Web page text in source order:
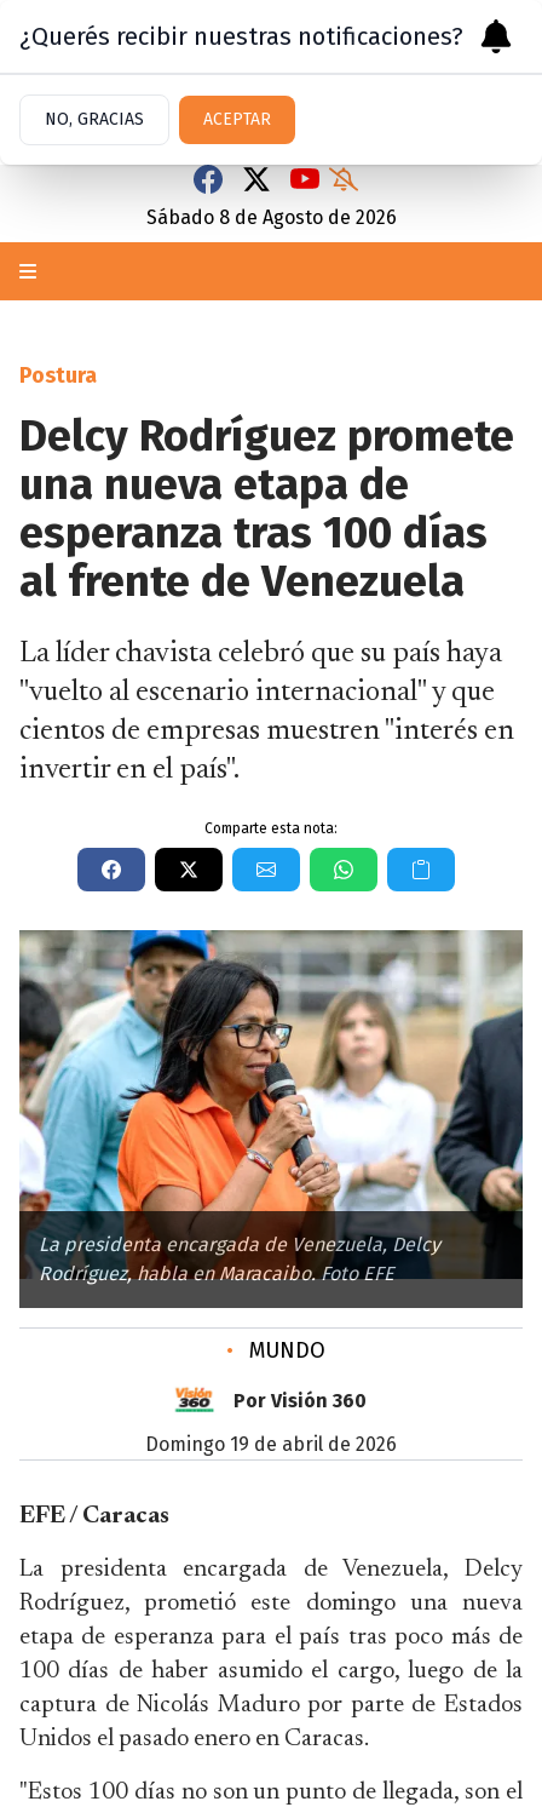
Sábado 8 de Agosto de 2026
Postura
Delcy Rodríguez promete
una nueva etapa de
esperanza tras 100 días
al frente de Venezuela
La líder chavista celebró que su país haya
"vuelto al escenario internacional" y que
cientos de empresas muestren "interés en
invertir en el país".
Comparte esta nota:
La presidenta encargada de Venezuela, Delcy
Rodríguez, habla en Maracaibo. Foto EFE
• MUNDO
Por Visión 360
domingo 19 de abril de 2026
EFE / Caracas
La presidenta encargada de Venezuela, Delcy
Rodríguez, prometió este domingo una nueva
etapa de esperanza para el país tras poco más de
100 días de haber asumido el cargo, luego de la
captura de Nicolás Maduro por parte de Estados
Unidos el pasado enero en Caracas.
"Estos 100 días no son un punto de llegada, son el
¿Querés recibir nuestras notificaciones?
NO, GRACIAS ACEPTAR